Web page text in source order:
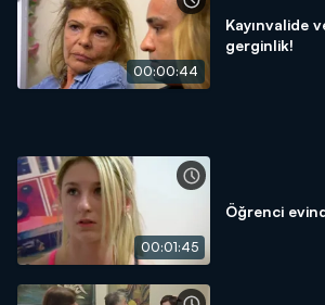
00:00:44
Kayınvalide
gerginlik!
00:01:45
Öğrenci